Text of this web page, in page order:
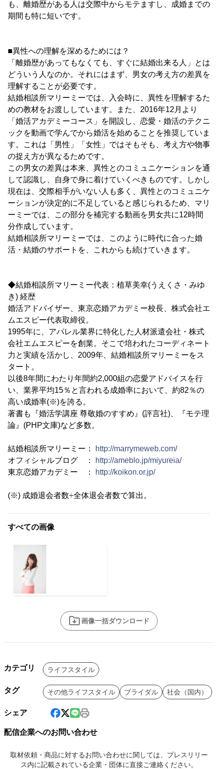
も、離婚歴がある人は交際中からモテますし、成婚までの
期間も特に短いです。
■異性への理解を深めるためには？
「離婚歴があってもなくても、すぐに結婚出来る人」とは
どういう人なのか。それにはまず、男女の考え方の差異を
理解することが必要です。
結婚相談所マリーミーでは、入会時に、異性を理解するた
めの教材をお渡ししています。また、2016年12月より
「婚活アカデミーコース」を開設し、恋愛・婚活のテクニ
ックを動画で学んでから婚活を始めることを推奨していま
す。これは「男性」「女性」ではそもそも、考え方や物事
の捉え方が異なるためです。
この男女の差異は本来、異性とのコミュニケーションを通
して認識し、自身で身に着けていくべきものです。しかし
現在は、交際相手がいない人も多く、異性とのコミュニケ
ーションが決定的に不足していると感じられるため、マリ
ーミーでは、この部分を補完する動画を男女共に12時間
分作成しています。
結婚相談所マリーミーでは、このように時代に合った婚
活・結婚のサポートを、これからも続けていきます。
◆結婚相談所マリーミー代表：植草美幸(うえくさ・みゆ
き) 経歴
婚活アドバイザー、東京恋婚アカデミー校長、株式会社エ
ムエスピー代表取締役。
1995年に、アパレル業界に特化した人材派遣会社・株式
会社エムエスピーを創業。そこで培われたコーディネート
力と実績を活かし、2009年、結婚相談所マリーミーをス
タート。
以後8年間にわたり年間約2,000組の恋愛アドバイスを行
い、業界平均15％と言われる成婚率において、約82％の
高い成婚率(※)を誇る。
著書も『婚活学講座 尊敬婚のすすめ』(評言社)、『モテ理
論』(PHP文庫)など多数。
結婚相談所マリーミー：
http://marrymeweb.com/
オフィシャルブログ ：
http://ameblo.jp/miyureia/
東京恋婚アカデミー ：
http://koikon.or.jp/
(※) 成婚退会者数÷全体退会者数で算出。
すべての画像
画像一括ダウンロード
カテゴリ ライフスタイル
タグ その他ライフスタイル ブライダル 社会（国内）
シェア
配信企業へのお問い合わせ
取材依頼・商品に対するお問い合わせに関しては、プレスリリー
ス内に記載されている企業・団体に直接ご連絡ください。